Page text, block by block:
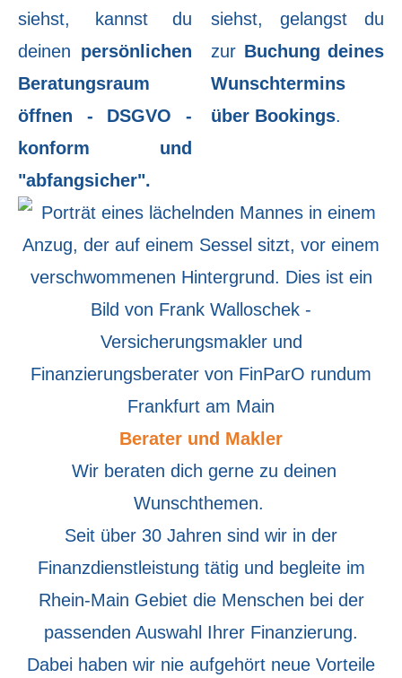
siehst, kannst du
deinen persönlichen
Beratungsraum
öffnen - DSGVO -
konform und
"abfangsicher".
siehst, gelangst du
zur Buchung deines
Wunschtermins
über Bookings.
Berater und Makler
Wir beraten dich gerne zu deinen
Wunschthemen.
Seit über 30 Jahren sind wir in der
Finanzdienstleistung tätig und begleite im
Rhein-Main Gebiet die Menschen bei der
passenden Auswahl Ihrer Finanzierung.
Dabei haben wir nie aufgehört neue Vorteile